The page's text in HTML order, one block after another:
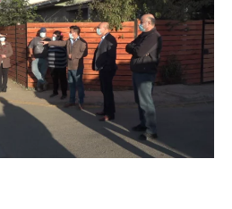
03: lessons on flight – Cecilia
celebra 50 años de carrera en
frontal en Pichilemu junto al